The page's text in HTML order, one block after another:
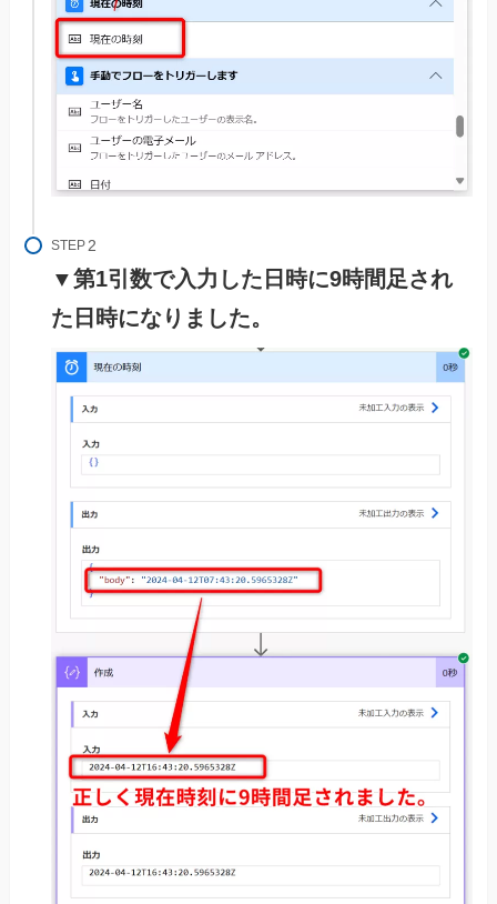
STEP
▼第1引数で入力した日時に9時間足され
た日時になりました。